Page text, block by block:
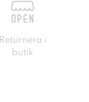
Returnera i
butik